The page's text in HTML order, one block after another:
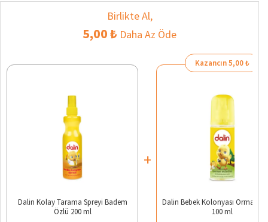
Birlikte Al,
5,00 ₺ Daha Az Öde
Dalin Kolay Tarama Spreyi Badem
Özlü 200 ml
+
Kazancın 5,00 ₺
Dalin Bebek Kolonyası Orman
100 ml